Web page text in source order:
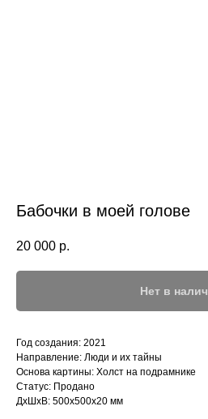
Бабочки в моей голове
20 000 р.
Нет в
Год создания: 2021
Направление: Люди и их тайны
Основа картины: Холст на подрамнике
Статус: Продано
ДxШxВ: 500x500x20 мм